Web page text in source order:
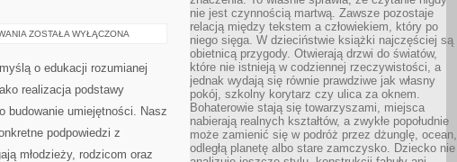
KREATYWNOŚĆ
ZOSTAŁA WYŁĄCZONA
o edukacji rozumianej
realizacja podstawy
budowanie umiejętności. Nasz
podpowiedzi z
młodzieży, rodzicom oraz
nie jest czynnością martwą. Zawsze pozostaje
relacją między tekstem a człowiekiem, który po
niego sięga. W dzieciństwie książki najczęściej są
obietnicą przygody. Otwierają drzwi do światów,
które nie istnieją w codziennej rzeczywistości, a
jednak wydają się równie prawdziwe jak własny
pokój, szkolny korytarz czy ulica za oknem.
Bohaterowie stają się towarzyszami, miejsca
nabierają realnych kształtów, a zwykłe popołudnie
może zamienić się w podróż przez dżunglę, ocean,
odległą planetę albo stare zamczysko. Dziecko nie